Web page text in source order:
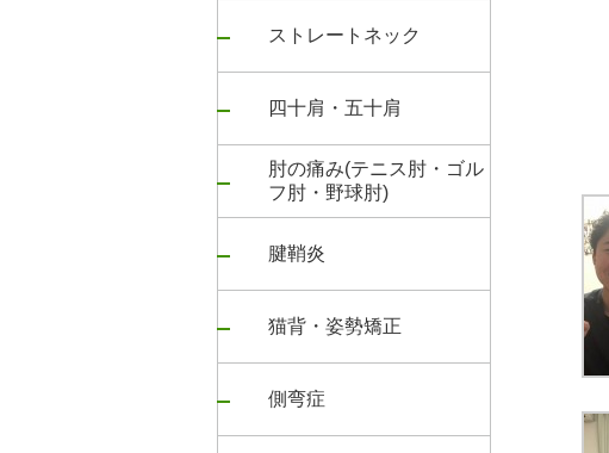
ストレートネック
四十肩・五十肩
肘の痛み(テニス肘・ゴル
フ肘・野球肘)
腱鞘炎
猫背・姿勢矯正
側弯症